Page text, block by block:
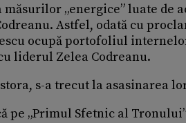
măsurilor „energice” luate
Astfel, odată cu
ocupă portofoliul
liderul Zelea Codreanu.
s-a trecut la asasinarea
pe „Primul Sfetnic al